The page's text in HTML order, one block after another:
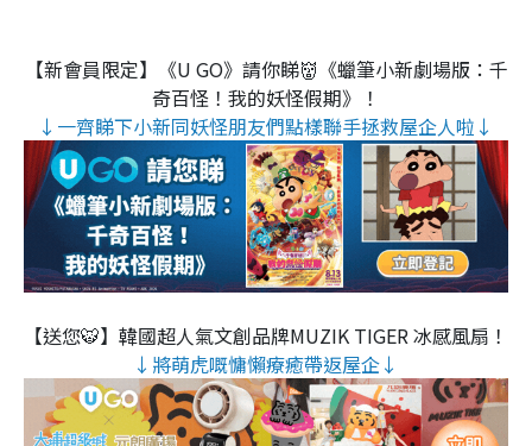
【新會員限定】《U GO》請你睇👹《蠟筆小新劇場版：千
奇百怪！我的妖怪假期》！
↓一齊睇下小新同妖怪朋友們點樣聯手拯救屋企人啦↓
【送您🐯】韓國超人氣文創品牌MUZIK TIGER 冰感風扇！
↓將萌虎嘅慵懶療癒帶返屋企↓